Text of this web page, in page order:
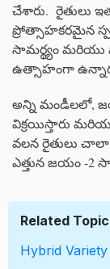
చేశారు. రైతులు
ప్రోత్సాహకరమైన
సామర్థ్యం మరియు
ఉత్సాహంగా
అన్ని మండీలలో,
విక్రయిస్తారు
వలన రైతులు చాలా
ఎత్తున జయం -2
Related
Hybrid Variety